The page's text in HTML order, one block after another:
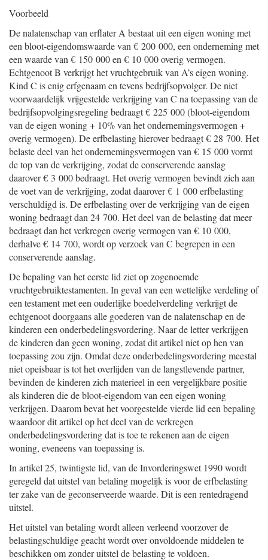
Voorbeeld
De nalatenschap van erflater A bestaat uit een eigen woning met
een bloot-eigendomswaarde van € 200 000, een onderneming met
een waarde van € 150 000 en € 10 000 overig vermogen.
Echtgenoot B verkrijgt het vruchtgebruik van A’s eigen woning.
Kind C is enig erfgenaam en tevens bedrijfsopvolger. De niet
voorwaardelijk vrijgestelde verkrijging van C na toepassing van de
bedrijfsopvolgingsregeling bedraagt € 225 000 (bloot-eigendom
van de eigen woning + 10% van het ondernemingsvermogen +
overig vermogen). De erfbelasting hierover bedraagt € 28 700. Het
belaste deel van het ondernemingsvermogen van € 15 000 vormt
de top van de verkrijging, zodat de conserverende aanslag
daarover € 3 000 bedraagt. Het overig vermogen bevindt zich aan
de voet van de verkrijging, zodat daarover € 1 000 erfbelasting
verschuldigd is. De erfbelasting over de verkrijging van de eigen
woning bedraagt dan 24 700. Het deel van de belasting dat meer
bedraagt dan het verkregen overig vermogen van € 10 000,
derhalve € 14 700, wordt op verzoek van C begrepen in een
conserverende aanslag.
De bepaling van het eerste lid ziet op zogenoemde
vruchtgebruiktestamenten. In geval van een wettelijke verdeling of
een testament met een ouderlijke boedelverdeling verkrijgt de
echtgenoot doorgaans alle goederen van de nalatenschap en de
kinderen een onderbedelingsvordering. Naar de letter verkrijgen
de kinderen dan geen woning, zodat dit artikel niet op hen van
toepassing zou zijn. Omdat deze onderbedelingsvordering meestal
niet opeisbaar is tot het overlijden van de langstlevende partner,
bevinden de kinderen zich materieel in een vergelijkbare positie
als kinderen die de bloot-eigendom van een eigen woning
verkrijgen. Daarom bevat het voorgestelde vierde lid een bepaling
waardoor dit artikel op het deel van de verkregen
onderbedelingsvordering dat is toe te rekenen aan de eigen
woning, eveneens van toepassing is.
In artikel 25, twintigste lid, van de Invorderingswet 1990 wordt
geregeld dat uitstel van betaling mogelijk is voor de erfbelasting
ter zake van de geconserveerde waarde. Dit is een rentedragend
uitstel.
Het uitstel van betaling wordt alleen verleend voorzover de
belastingschuldige geacht wordt over onvoldoende middelen te
beschikken om zonder uitstel de belasting te voldoen.